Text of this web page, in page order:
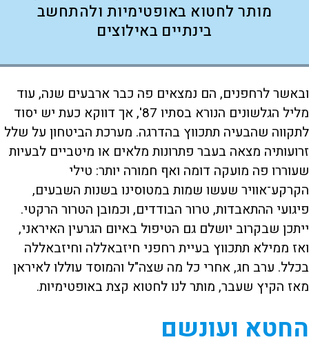
מותר לחטוא באופטימיות ולהתחשב
בינתיים באילוצים
ובאשר לרחפנים, הם נמצאים פה כבר ארבעים שנה, עוד
מליל הגלשונים הנורא בסתיו 87', אך דווקא כעת יש יסוד
לתקווה שהבעיה תתכווץ בהדרגה. מערכת הביטחון על שלל
זרועותיה מצאה בעבר פתרונות מלאים או מיטביים לבעיות
שעוררו פה מועקה דומה ואף חמורה יותר: טילי
הקרקע־אוויר שעשו שמות במטוסינו בשנות השבעים,
פיגועי ההתאבדות, טרור הבודדים, וכמובן הטרור הרקטי.
ייתכן שבקרוב יושלם גם הטיפול באיום הגרעין האיראני,
ואז ממילא תתכווץ בעיית רחפני חיזבאללה וחיזבאללה
בכלל. ערב חג, אחרי כל מה שצה"ל והמוסד עוללו לאיראן
מאז הקיץ שעבר, מותר לנו לחטוא קצת באופטימיות.
החטא ועונשם